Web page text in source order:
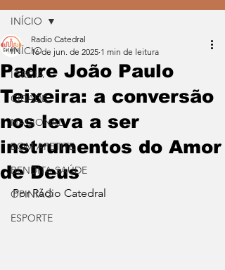
INÍCIO
IGREJA
CIDADE
NACIONAL
BOM APETITE
BENDITA SAÚDE
OPINIÃO
ESPORTE
INÍCIO
Padre João Paulo
Teixeira: a conversão
nos leva a ser
instrumentos do Amor
de Deus
Radio Catedral
16 de jun. de 2025 1 min de leitura
Por Rádio Catedral